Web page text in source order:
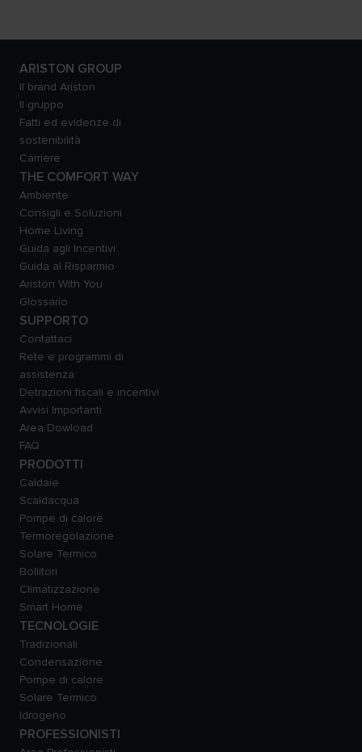
ARISTON GROUP
Il brand Ariston
Il gruppo
Fatti ed evidenze di
sostenibilità
Carriere
THE COMFORT WAY
Ambiente
Consigli e Soluzioni
Home Living
Guida agli Incentivi
Guida al Risparmio
Ariston With You
Glossario
SUPPORTO
Contattaci
Rete e programmi di
assistenza
Detrazioni fiscali e incentivi
Avvisi Importanti
Area Dowload
FAQ
PRODOTTI
Caldaie
Scaldacqua
Pompe di calore
Termoregolazione
Solare Termico
Bollitori
Climatizzazione
Smart Home
TECNOLOGIE
Tradizionali
Condensazione
Pompe di calore
Solare Termico
Idrogeno
PROFESSIONISTI